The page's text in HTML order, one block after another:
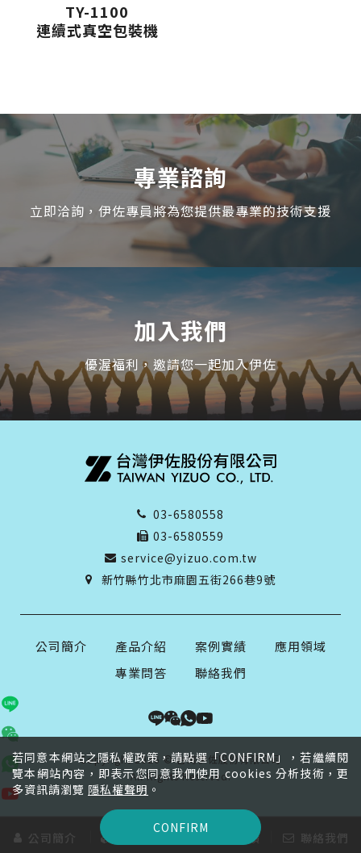
TY-1100
連續式真空包裝機
專業諮詢
立即洽詢，伊佐專員將為您提供最專業的技術支援
加入我們
優渥福利，邀請您一起加入伊佐
03-6580558
03-6580559
service@yizuo.com.tw
新竹縣竹北市麻園五街266巷9號
公司簡介 產品介紹 案例實績
應用領域
專業問答
聯絡我們
Copyright 2026 © 台灣伊佐股份有限公司
All Rights Reserved.
公司簡介 產品介紹 案例實績 聯絡我們
若同意本網站之隱私權政策，請點選「CONFIRM」，若繼續閱
覽本網站內容，即表示您同意我們使用 cookies 分析技術，更
多資訊請瀏覽 隱私權聲明 。
CONFIRM